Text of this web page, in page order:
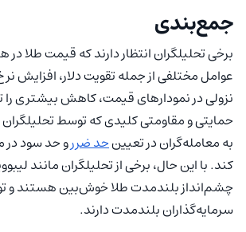
جمع‌بندی
برخی تحلیلگران انتظار دارند که قیمت طلا در
عوامل مختلفی از جمله تقویت دلار، افزایش
نزولی در نمودارهای قیمت، کاهش بیشتری
حمایتی و مقاومتی کلیدی که توسط
به معامله‌گران در تعیینحد ضررو حد سود در
کند. با این حال، برخی از تحلیلگران مانند
چشم‌انداز بلندمدت طلا خوش‌بین هستند و
سرمایه‌گذاران بلندمدت دارند.